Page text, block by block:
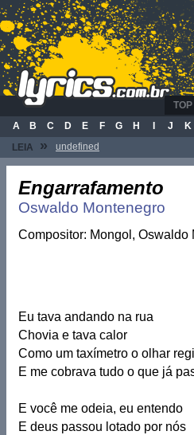
A
B C D E F G H J K
LEIA
» undefined
Engarrafamento
Oswaldo Montenegro
Compositor: Mongol, Oswaldo
Eu tava andando na rua
Chovia e tava calor
Como um taxímetro o olhar
E me cobrava tudo o que já
E você me odeia, eu entendo
E deus passou lotado por nós